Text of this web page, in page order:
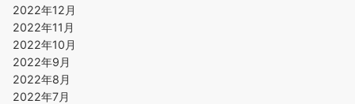
2022年12月
2022年11月
2022年10月
2022年9月
2022年8月
2022年7月